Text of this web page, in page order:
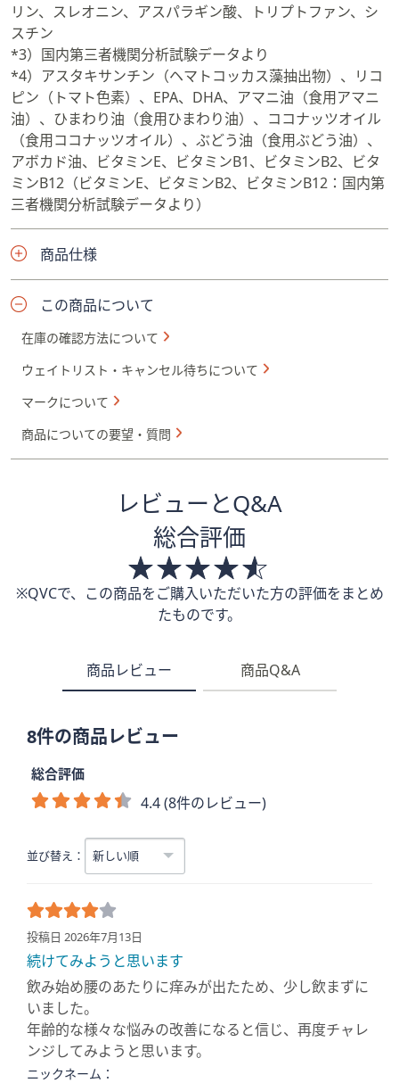
リン、スレオニン、アスパラギン酸、トリプトファン、シ
スチン
*3）国内第三者機関分析試験データより
*4）アスタキサンチン（ヘマトコッカス藻抽出物）、リコ
ピン（トマト色素）、EPA、DHA、アマニ油（食用アマニ
油）、ひまわり油（食用ひまわり油）、ココナッツオイル
（食用ココナッツオイル）、ぶどう油（食用ぶどう油）、
アボカド油、ビタミンE、ビタミンB1、ビタミンB2、ビタ
ミンB12（ビタミンE、ビタミンB2、ビタミンB12：国内第
三者機関分析試験データより）
商品仕様
この商品について
在庫の確認方法について
ウェイトリスト・キャンセル待ちについて
マークについて
商品についての要望・質問
レビューとQ&A
総合評価
※QVCで、この商品をご購入いただいた方の評価をまとめ
たものです。
商品レビュー 商品Q&A
8件の商品レビュー
総合評価
4.4 (8件のレビュー)
並び替え：
投稿日 2026年7月13日
続けてみようと思います
飲み始め腰のあたりに痒みが出たため、少し飲まずに
いました。
年齢的な様々な悩みの改善になると信じ、再度チャレ
ンジしてみようと思います。
ニックネーム：